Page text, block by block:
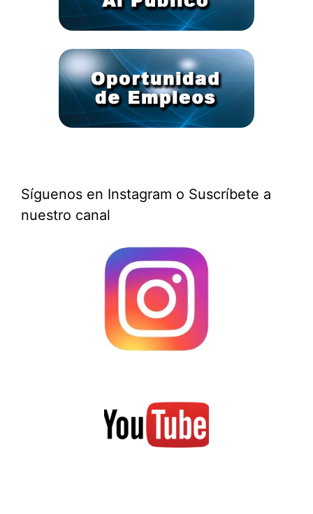
Síguenos en Instagram o Suscríbete a
nuestro canal